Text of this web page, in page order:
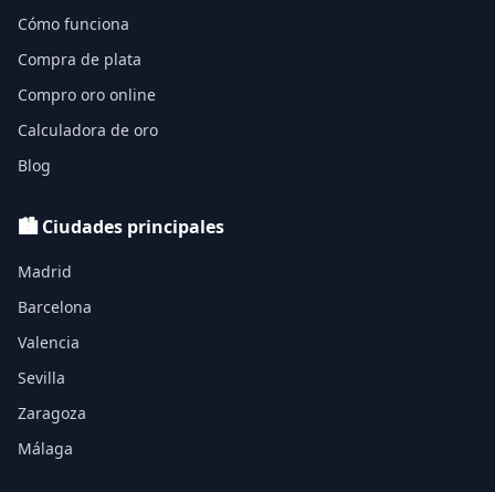
Cómo funciona
Compra de plata
Compro oro online
Calculadora de oro
Blog
🏙️ Ciudades principales
Madrid
Barcelona
Valencia
Sevilla
Zaragoza
Málaga